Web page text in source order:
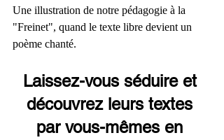
Une illustration de notre pédagogie à la
"Freinet", quand le texte libre devient un
poème chanté.
Laissez-vous séduire et
découvrez leurs textes
par vous-mêmes en